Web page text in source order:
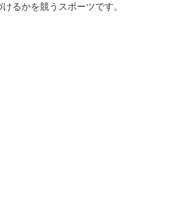
るかを競うスポーツです。